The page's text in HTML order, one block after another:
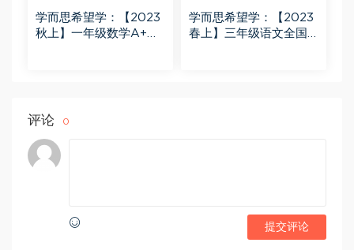
学而思希望学：【2023
秋上】一年级数学A+班
学而思希望学：【2023
春上】三年级语文全国
评论 0
提交评论